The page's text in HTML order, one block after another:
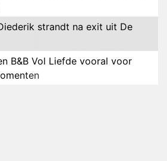
strandt na exit uit De
B&B Vol Liefde vooral voor